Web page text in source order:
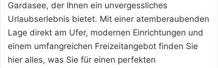
Gardasee, der Ihnen ein unvergessliches
Urlaubserlebnis bietet. Mit einer atemberaubenden
Lage direkt am Ufer, modernen Einrichtungen und
einem umfangreichen Freizeitangebot finden Sie
hier alles, was Sie für einen perfekten